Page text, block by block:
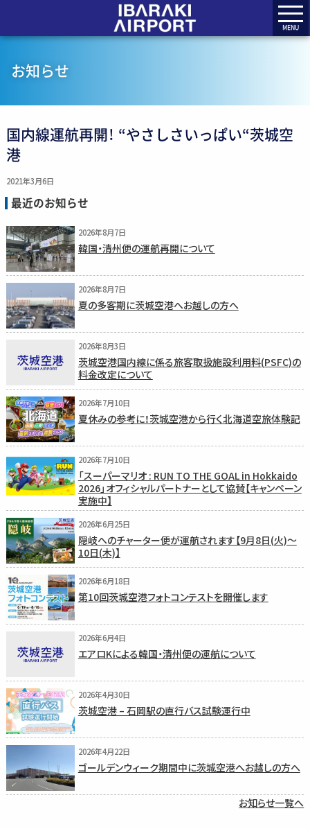
MENU
お知らせ
国内線運航再開！ “やさしさいっぱい“茨城空
港
2021年3月6日
最近のお知らせ
2026年8月7日
韓国・清州便の運航再開について
2026年8月7日
夏の多客期に茨城空港へお越しの方へ
2026年8月3日
茨城空港国内線に係る旅客取扱施設利用料(PSFC)の
料金改定について
2026年7月10日
夏休みの参考に！茨城空港から行く北海道空旅体験記
2026年7月10日
「スーパーマリオ : RUN TO THE GOAL in Hokkaido
2026」オフィシャルパートナーとして協賛【キャンペーン
実施中】
2026年6月25日
隠岐へのチャーター便が運航されます【9月8日(火)〜
10日(木)】
2026年6月18日
第10回茨城空港フォトコンテストを開催します
2026年6月4日
エアロKによる韓国・清州便の運航について
2026年4月30日
茨城空港 – 石岡駅の直行バス試験運行中
2026年4月22日
ゴールデンウィーク期間中に茨城空港へお越しの方へ
お知らせ一覧へ